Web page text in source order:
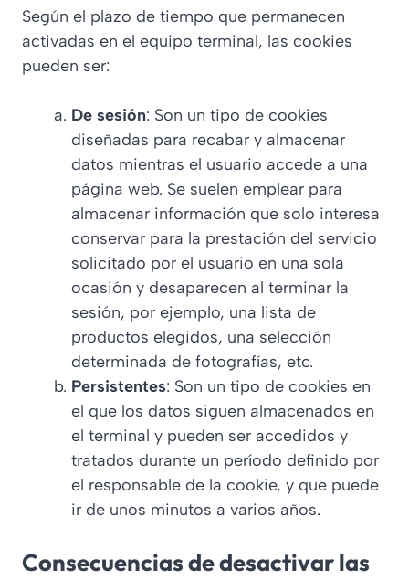
Según el plazo de tiempo que permanecen
activadas en el equipo terminal, las cookies
pueden ser:
De sesión: Son un tipo de cookies
diseñadas para recabar y almacenar
datos mientras el usuario accede a una
página web. Se suelen emplear para
almacenar información que solo interesa
conservar para la prestación del servicio
solicitado por el usuario en una sola
ocasión y desaparecen al terminar la
sesión, por ejemplo, una lista de
productos elegidos, una selección
determinada de fotografías, etc.
Persistentes: Son un tipo de cookies en
el que los datos siguen almacenados en
el terminal y pueden ser accedidos y
tratados durante un período definido por
el responsable de la cookie, y que puede
ir de unos minutos a varios años.
Consecuencias de desactivar las